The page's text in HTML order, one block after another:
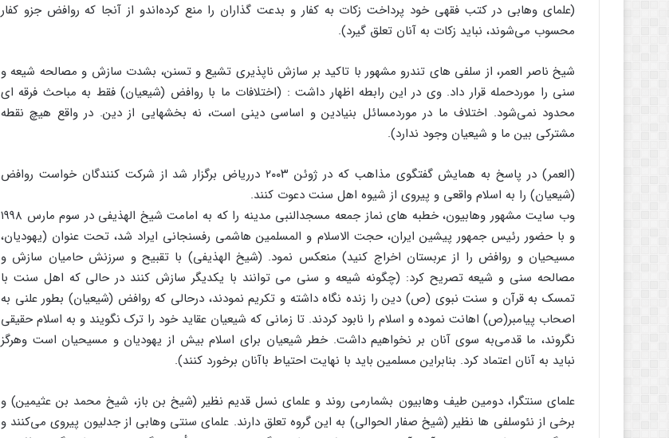
(علمای وهابی در کتب فقهی خود پرداخت زکات به کفار و بدعت گذاران را منع کرده‌اندو از آنجا که روافض جزو کفار
محسوب می‌شوند، نباید زکات به آنان تعلق گیرد).
شیخ ناصر العمر، از سلفی های تندرو مشهور با تاکید بر سازش ناپذیری تشیع و تسنن، بشدت سازش و مصالحه شیعه و
سنی را موردحمله قرار داد. وی در این رابطه اظهار داشت : (اختلافات ما با روافض (شیعیان) فقط به مباحث فرقه ای
محدود نمی‌شود. اختلاف ما در موردمسائل بنیادین و اساسی دینی است، نه بخشهایی از دین. در واقع هیچ نقطه
مشترکی بین ما و شیعیان وجود ندارد).
(العمر) در پاسخ به همایش گفتگوی مذاهب که در ژوئن ۲۰۰۳ درریاض برگزار شد از شرکت کنندگان خواست روافض
(شیعیان) را به اسلام واقعی و پیروی از شیوه اهل سنت دعوت کنند.
وب سایت مشهور وهابیون، خطبه های نماز جمعه مسجدالنبی مدینه را که به امامت شیخ الهذیفی در سوم مارس ۱۹۹۸
و با حضور رئیس جمهور پیشین ایران، حجت الاسلام و المسلمین هاشمی رفسنجانی ایراد شد، تحت عنوان (یهودیان،
مسیحیان و روافض را از عربستان اخراج کنید) منعکس نمود. (شیخ الهذیفی) با تقبیح و سرزنش حامیان سازش و
مصالحه سنی و شیعه تصریح کرد: (چگونه شیعه و سنی می توانند با یکدیگر سازش کنند در حالی که اهل سنت با
تمسک به قرآن و سنت نبوی (ص) دین را زنده نگاه داشته و تکریم نمودند، درحالی که روافض (شیعیان) بطور علنی به
اصحاب پیامبر(ص) اهانت نموده و اسلام را نابود کردند. تا زمانی که شیعیان عقاید خود را ترک نگویند و به اسلام حقیقی
نگروند، ما قدمی‌به سوی آنان بر نخواهیم داشت. خطر شیعیان برای اسلام بیش از یهودیان و مسیحیان است وهرگز
نباید به آنان اعتماد کرد. بنابراین مسلمین باید با نهایت احتیاط باآنان برخورد کنند).
علمای سنتگرا، دومین طیف وهابیون بشمارمی روند و علمای نسل قدیم نظیر (شیخ بن باز، شیخ محمد بن عثیمین) و
برخی از نئوسلفی ها نظیر (شیخ صفار الحوالی) به این گروه تعلق دارند. علمای سنتی وهابی از جدلیون پیروی می‌کنند و